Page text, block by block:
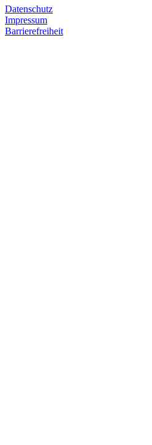
Datenschutz
Impressum
Barrierefreiheit